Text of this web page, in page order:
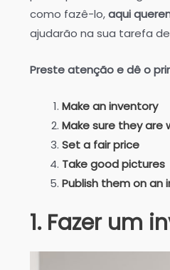
como fazê-lo,aqui
ajudarão na sua tarefa
Preste atenção e dê o
Make an inventory
Make sure they are
Set a fair price
Take good pictures
Publish them on
1. Fazer um